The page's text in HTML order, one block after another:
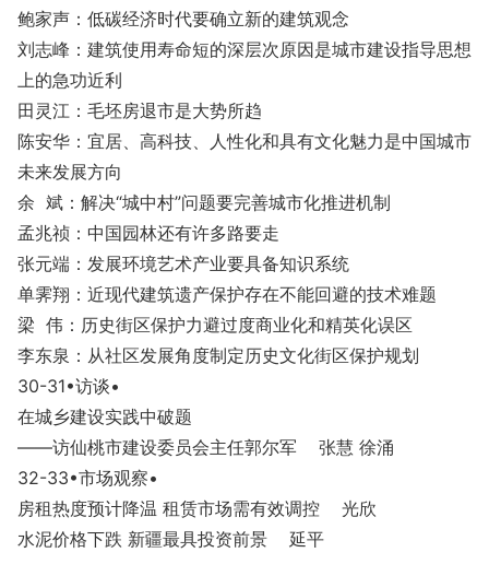
鲍家声：低碳经济时代要确立新的建筑观念
刘志峰：建筑使用寿命短的深层次原因是城市建设指导思想
上的急功近利
田灵江：毛坯房退市是大势所趋
陈安华：宜居、高科技、人性化和具有文化魅力是中国城市
未来发展方向
余 斌：解决“城中村”问题要完善城市化推进机制
孟兆祯：中国园林还有许多路要走
张元端：发展环境艺术产业要具备知识系统
单霁翔：近现代建筑遗产保护存在不能回避的技术难题
梁 伟：历史街区保护力避过度商业化和精英化误区
李东泉：从社区发展角度制定历史文化街区保护规划
30-31•访谈•
在城乡建设实践中破题
——访仙桃市建设委员会主任郭尔军 张慧 徐涌
32-33•市场观察•
房租热度预计降温 租赁市场需有效调控 光欣
水泥价格下跌 新疆最具投资前景 延平